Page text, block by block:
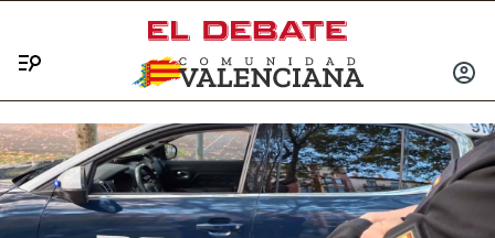
INICIAR